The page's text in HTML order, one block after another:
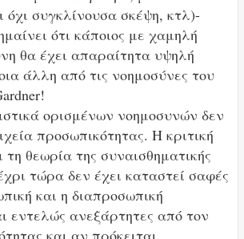
όχι συγκλίνουσα σκέψη, κτλ)-
ότι κάποιος με χαμηλή
θα έχει απαραίτητα υψηλή
άλλη από τις νοημοσύνες του
ορισμένων νοημοσυνών δεν
προσωπικότητας. Η κριτική
θεωρία της συναισθηματικής
τώρα δεν έχει καταστεί σαφές
και η διαπροσωπική
εντελώς ανεξάρτητες από τον
και αν πρόκειται